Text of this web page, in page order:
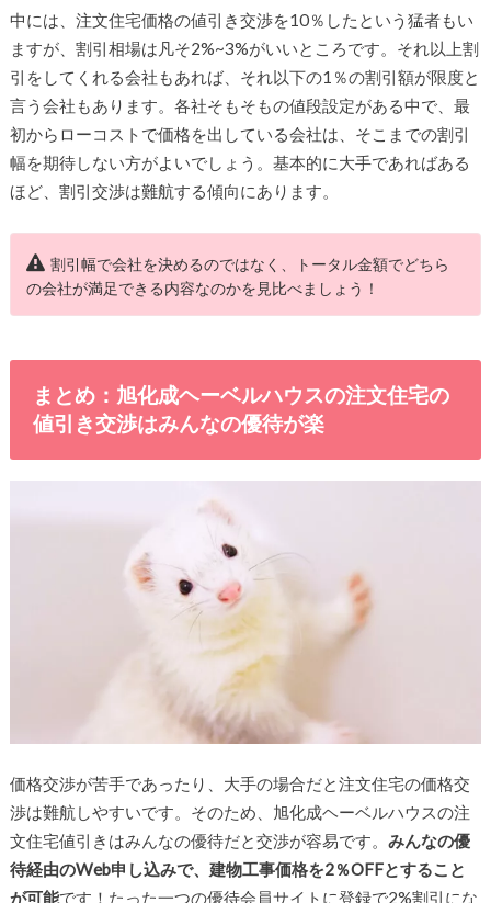
中には、注文住宅価格の値引き交渉を10％したという猛者もい
ますが、割引相場は凡そ2%~3%がいいところです。それ以上割
引をしてくれる会社もあれば、それ以下の1％の割引額が限度と
言う会社もあります。各社そもそもの値段設定がある中で、最
初からローコストで価格を出している会社は、そこまでの割引
幅を期待しない方がよいでしょう。基本的に大手であればある
ほど、割引交渉は難航する傾向にあります。
割引幅で会社を決めるのではなく、トータル金額でどちら
の会社が満足できる内容なのかを見比べましょう！
まとめ：旭化成ヘーベルハウスの注文住宅の
値引き交渉はみんなの優待が楽
価格交渉が苦手であったり、大手の場合だと注文住宅の価格交
渉は難航しやすいです。そのため、旭化成ヘーベルハウスの注
文住宅値引きはみんなの優待だと交渉が容易です。 みんなの優
待経由のWeb申し込みで、建物工事価格を2％OFFとすること
が可能です！たった一つの優待会員サイトに登録で2%割引にな